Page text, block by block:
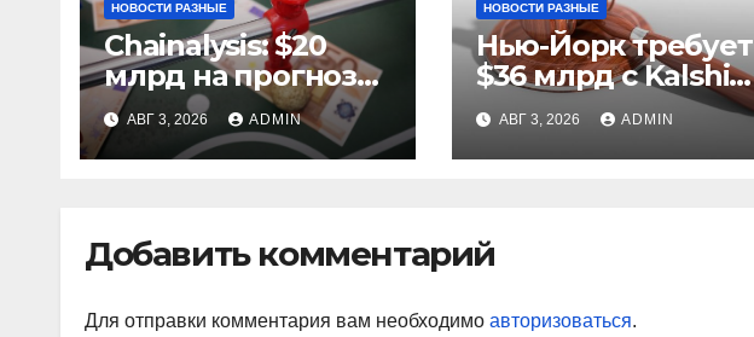
НОВОСТИ РАЗНЫЕ
Chainalysis: $20
млрд на прогнозах
ЧМ-2022, $5,4 млн
из них незаконные
АВГ 3, 2026 ADMIN
НОВОСТИ РАЗНЫЕ
Нью-Йорк требует
$36 млрд с Kalshi
за незаконные
ставки
АВГ 3, 2026 ADMIN
Добавить комментарий
Для отправки комментария вам необходимо авторизоваться.